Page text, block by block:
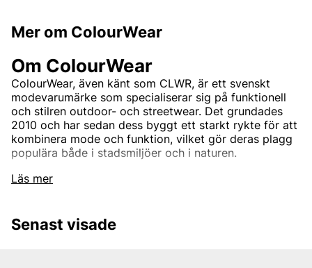
Mer om ColourWear
Läs mer
Om ColourWear
ColourWear, även känt som CLWR, är ett svenskt
modevarumärke som specialiserar sig på funktionell
och stilren outdoor- och streetwear. Det grundades
2010 och har sedan dess byggt ett starkt rykte för att
kombinera mode och funktion, vilket gör deras plagg
populära både i stadsmiljöer och i naturen.
Grundandet och Visionen
ColourWear grundades av Emil Malmquist och Erik
Bjerkesjö. Deras vision var att skapa kläder som skulle
Senast visade